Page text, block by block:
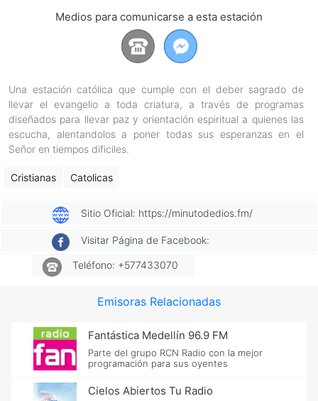
Medios para comunicarse a esta estación
Una estación católica que cumple con el deber sagrado de
llevar el evangelio a toda criatura, a través de programas
diseñados para llevar paz y orientación espiritual a quienes las
escucha, alentandolos a poner todas sus esperanzas en el
Señor en tiempos dificiles.
Cristianas Catolicas
Sitio Oficial: https://minutodedios.fm/
Visitar Página de Facebook:
Teléfono: +577433070
Emisoras Relacionadas
Fantástica Medellín 96.9 FM
Parte del grupo RCN Radio con la mejor
programación para sus oyentes
Cielos Abiertos Tu Radio